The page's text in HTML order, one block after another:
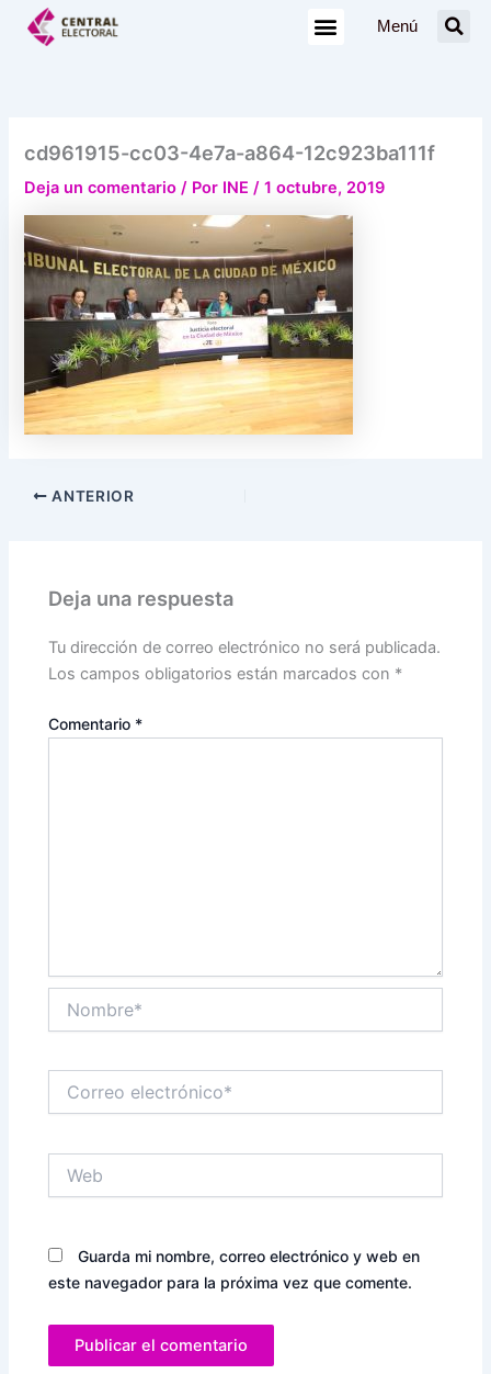
Menú
cd961915-cc03-4e7a-a864-12c923ba111f
Deja un comentario / Por INE/1 octubre, 2019
ANTERIOR
Deja una respuesta
Tu dirección de correo electrónico no será publicada.
Los campos obligatorios están marcados con *
Comentario *
electrónico*
Guarda mi nombre, correo electrónico y web en
este navegador para la próxima vez que comente.